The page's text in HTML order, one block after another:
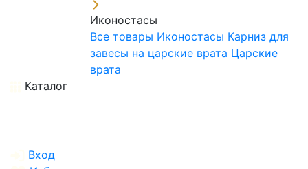
Иконостасы
Все товары Иконостасы Карниз для
завесы на царские врата Царские
врата
Каталог
Вход